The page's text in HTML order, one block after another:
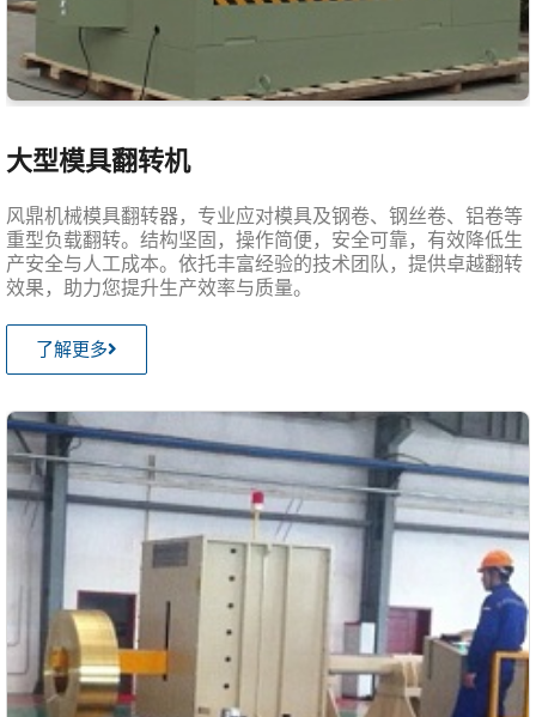
大型模具翻转机
风鼎机械模具翻转器，专业应对模具及钢卷、钢丝卷、铝卷等
重型负载翻转。结构坚固，操作简便，安全可靠，有效降低生
产安全与人工成本。依托丰富经验的技术团队，提供卓越翻转
效果，助力您提升生产效率与质量。
了解更多